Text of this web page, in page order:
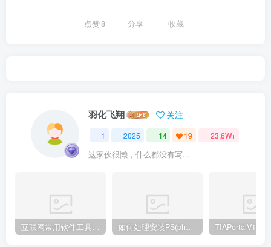
点赞8 分享 收藏
羽化飞翔 关注
1 2025 14 19 23.6W+
这家伙很懒，什么都没有写...
互联网常用软件工具资源汇总贴 如何处理安装PS(photoshop cc2018) 时，提示系统或者IE浏览器需要升级